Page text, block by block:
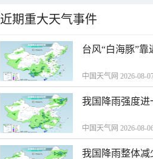
近期重大天气事件
台风“白海豚”
中国天气网 2026-08-
我国降雨强度
中国天气网 2026-08-
我国降雨整体